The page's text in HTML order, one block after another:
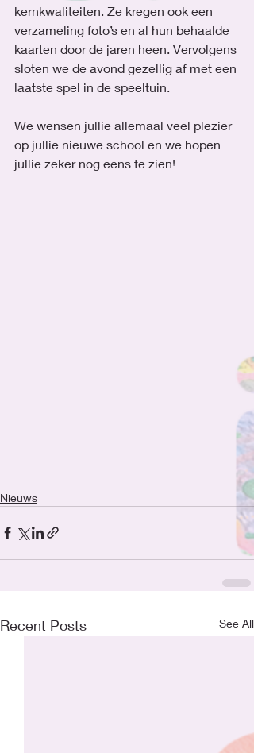
kernkwaliteiten. Ze kregen ook een
verzameling foto’s en al hun behaalde
kaarten door de jaren heen. Vervolgens
sloten we de avond gezellig af met een
laatste spel in de speeltuin.
We wensen jullie allemaal veel plezier
op jullie nieuwe school en we hopen
jullie zeker nog eens te zien!
Nieuws
Recent Posts See All